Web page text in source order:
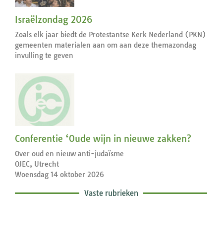
Israëlzondag 2026
Zoals elk jaar biedt de Protestantse Kerk Nederland (PKN)
gemeenten materialen aan om aan deze themazondag
invulling te geven
Conferentie ‘Oude wijn in nieuwe zakken?
Over oud en nieuw anti-judaïsme
OJEC, Utrecht
Woensdag 14 oktober 2026
Vaste rubrieken